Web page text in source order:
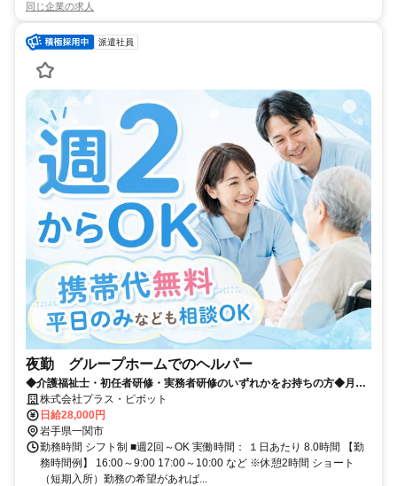
同じ企業の求人
派遣社員
夜勤 グループホームでのヘルパー
◆介護福祉士・初任者研修・実務者研修のいずれかをお持ちの方◆月に
10回の勤務で月収28万以上も可能✨独自の福利厚生が多数！
株式会社プラス・ピボット
日給28,000円
岩手県一関市
勤務時間 シフト制 ■週2回～OK 実働時間： １日あたり 8.0時間 【勤
務時間例】 16:00～9:00 17:00～10:00 など ※休憩2時間 ショート
（短期入所）勤務の希望があれば...